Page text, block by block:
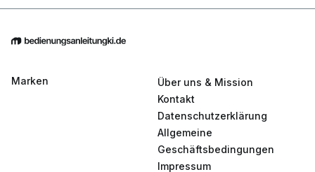
Marken
Über uns & Mission
Kontakt
Datenschutzerklärung
Allgemeine
Geschäftsbedingungen
Impressum